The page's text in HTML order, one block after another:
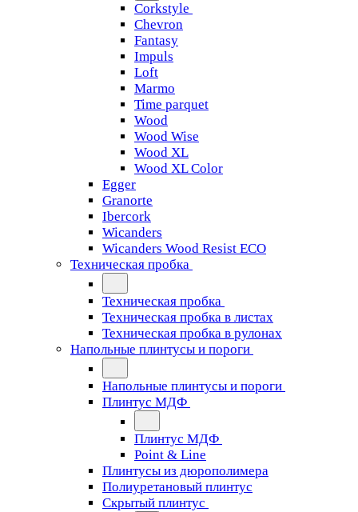
Corkstyle
Chevron
Fantasy
Impuls
Loft
Marmo
Time parquet
Wood
Wood Wise
Wood XL
Wood XL Color
Egger
Granorte
Ibercork
Wicanders
Wicanders Wood Resist ECO
Техническая пробка
Техническая пробка
Техническая пробка в листах
Техническая пробка в рулонах
Напольные плинтусы и пороги
Напольные плинтусы и пороги
Плинтус МДФ
Плинтус МДФ
Point & Line
Плинтусы из дюрополимера
Полиуретановый плинтус
Скрытый плинтус